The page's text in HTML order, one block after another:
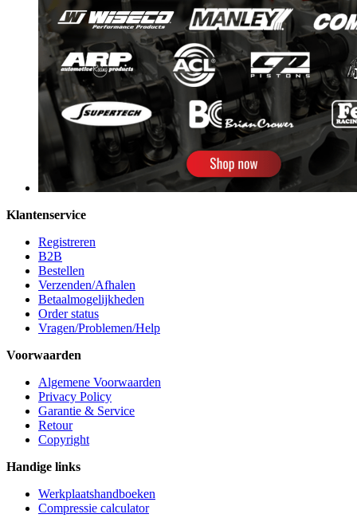
Klantenservice
Registreren
B2B
Bestellen
Verzenden/Afhalen
Betaalmogelijkheden
Order status
Vragen/Problemen/Help
Voorwaarden
Algemene Voorwaarden
Privacy Policy
Garantie & Service
Retour
Copyright
Handige links
Werkplaatshandboeken
Compressie calculator